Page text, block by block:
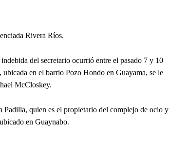
Rivera Ríos.
del secretario ocurrió entre el pasado 7 y 10
en el barrio Pozo Hondo en Guayama, se le
McCloskey.
Padilla, quien es el propietario del complejo de ocio y
en Guaynabo.